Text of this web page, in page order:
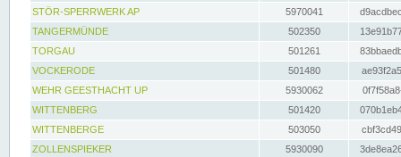
STÖR-SPERRWERK AP 5970041
TANGERMÜNDE
502350
TORGAU
501261
VOCKERODE
501480
WEHR GEESTHACHT UP
5930062
WITTENBERG
501420
WITTENBERGE
503050
ZOLLENSPIEKER
5930090